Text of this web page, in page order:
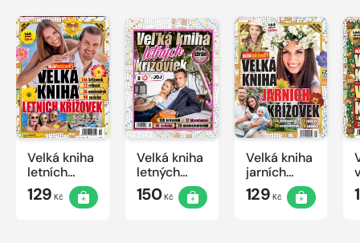
Velká kniha
letních
křížovek
2026
129 Kč
Velká kniha
letných
krížoviek s
TV JOJ
150Kč
Velká kniha
jarních
křížovek
2026
129 Kč